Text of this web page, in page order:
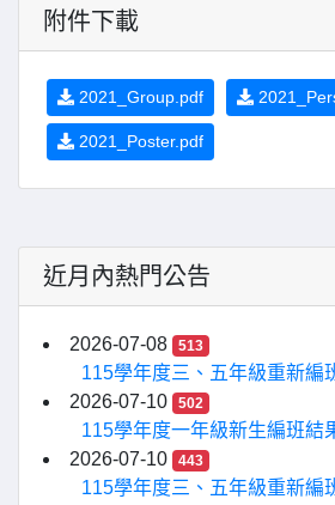
附件下載
2021_Group.pdf
2021_Poster.pdf
近月內熱門公告
2026-07-08 513
115學年度三、五年級重新編
2026-07-10
502
115學年度一年級新生編班結
2026-07-10
443
115學年度三、五年級重新編